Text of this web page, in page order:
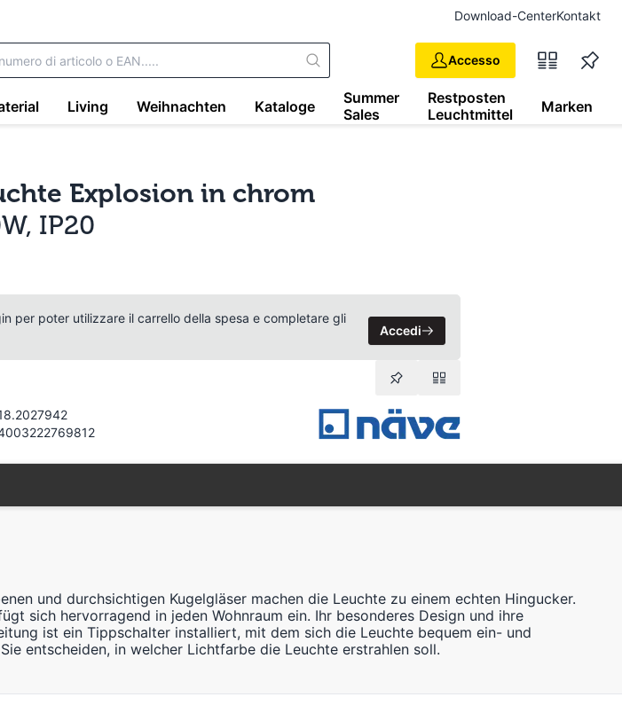
Download-CenterKontakt
Accesso
Living Weihnachten Kataloge
Summer
Sales
Restposten
Leuchtmittel
Marken
Explosion in chrom
IP20
per poter utilizzare il carrello della spesa e completare gli
Accedi
und durchsichtigen Kugelgläser machen die Leuchte zu einem echten Hingucker.
sich hervorragend in jeden Wohnraum ein. Ihr besonderes Design und ihre
ist ein Tippschalter installiert, mit dem sich die Leuchte bequem ein- und
entscheiden, in welcher Lichtfarbe die Leuchte erstrahlen soll.